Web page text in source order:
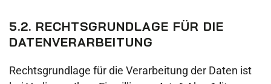
5.2. RECHTSGRUNDLAGE FÜR DIE
DATENVERARBEITUNG
Rechtsgrundlage für die Verarbeitung der Daten ist